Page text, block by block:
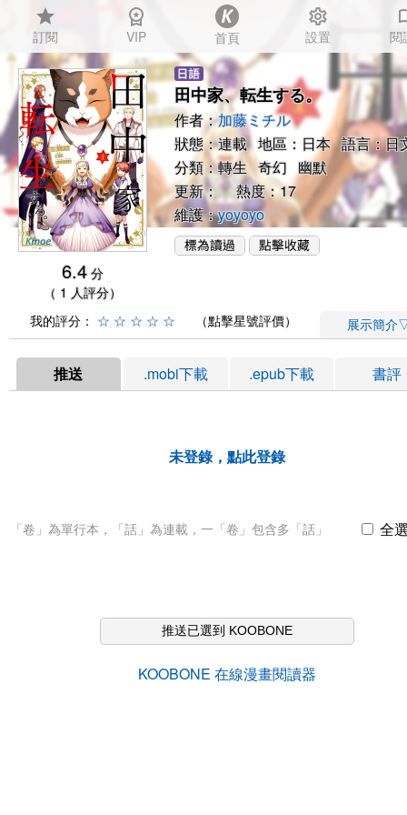
star
訂閱
workspace_premium
VIP 首頁
settings
設置 閱
6.4 分
（ 1 人評分）
田中家、転生する。
作者：加藤ミチル
狀態：連載 地區：日本 語言：日
分類：轉生 奇幻 幽默
更新： 熱度：17
維護：yoyoyo
我的評分： ☆ ☆ ☆ ☆ ☆ （點擊星號評價） 展示簡介
推送 .mobi下載 .epub下載 書評
未登錄，點此登錄
「卷」為單行本，「話」為連載，一「卷」包含多「話」 全
推送已選到 KOOBONE
KOOBONE 在線漫畫閱讀器